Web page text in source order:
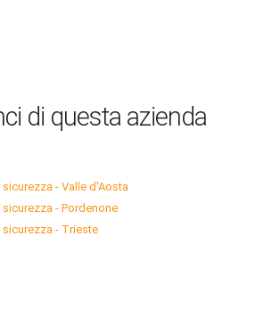
di questa azienda
- Valle d'Aosta
- Pordenone
- Trieste